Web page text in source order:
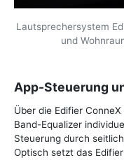
Lautsprechersystem
und
App-Steuerung
Über die Edifier
Band-Equalizer
Steuerung durch
Optisch setzt das